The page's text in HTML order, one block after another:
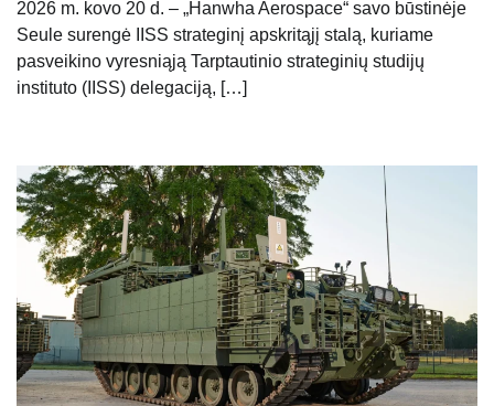
2026 m. kovo 20 d. – „Hanwha Aerospace“ savo būstinėje
Seule surengė IISS strateginį apskritąjį stalą, kuriame
pasveikino vyresniąją Tarptautinio strateginių studijų
instituto (IISS) delegaciją, […]